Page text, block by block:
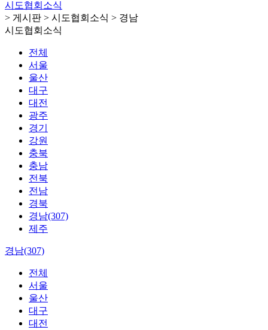
시도협회소식
> 게시판 > 시도협회소식 > 경남
시도협회소식
전체
서울
울산
대구
대전
광주
경기
강원
충북
충남
전북
전남
경북
경남(307)
제주
경남(307)
전체
서울
울산
대구
대전